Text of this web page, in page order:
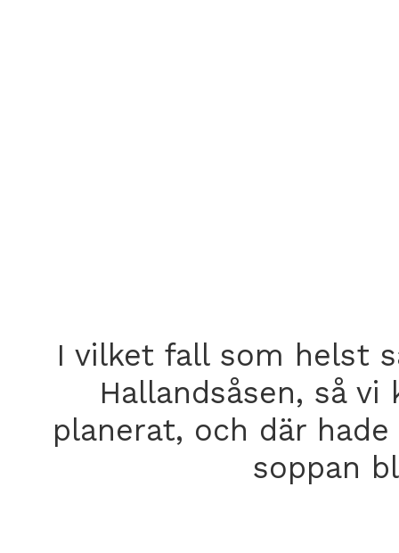
I vilket fall som helst
Hallandsåsen, så
planerat, och där
soppan